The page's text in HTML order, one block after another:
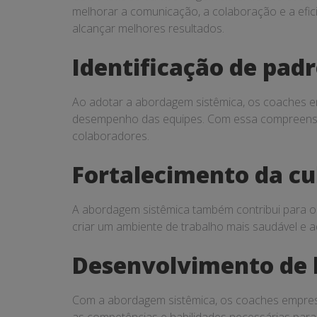
melhorar a comunicação, a colaboração e a
alcançar melhores resultados.
Identificação de
Ao adotar a abordagem sistêmica, os coaches
desempenho das equipes. Com essa
colaboradores.
Fortalecimento da
A abordagem sistêmica também contribui para
criar um ambiente de trabalho mais saudável
Desenvolvimento de
Com a abordagem sistêmica, os coaches